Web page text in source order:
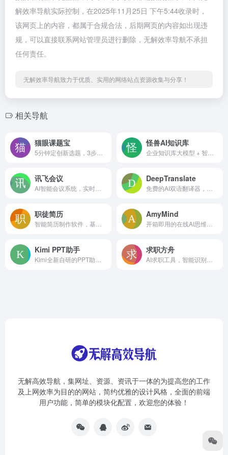
解效率导航实际控制，在2025年11月25日 下午5:44收录时，
该网页上的内容，都属于合规合法，后期网页的内容如出现违
规，可以直接联系网站管理员进行删除，无解效率导航不承担
任何责任。
无解效率导航致力于优质、实用的网络站点资源收集与分享！
相关导航
猫眼课题宝 怪兽AI知识库
讯飞会议 DeepTranslate
职徒简历 AmyMind
Kimi PPT助手 求职方舟
无解高效导航，集网址、资源、资讯于一体的为提高您的工作
及上网效率为目的的网站，简约优雅的设计风格，全面的前端
用户功能，简单的模块化配置，欢迎您的体验！